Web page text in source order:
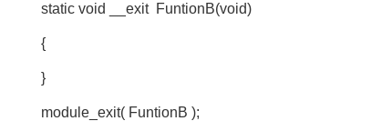
static void __exit FuntionB(void)
{
}
module_exit( FuntionB );